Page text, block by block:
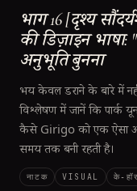
भाग 16 [दृश्य
की डिज़ाइन
अनुभूति बुनना
भय केवल डराने के बारे में
विश्लेषण में जानें कि पार्क
कैसे Girigo को एक ऐसा
समय तक बनी रहती है।
नाटक VISUAL